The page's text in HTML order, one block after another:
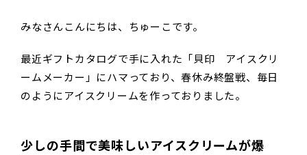
みなさんこんにちは、ちゅーこです。
最近ギフトカタログで手に入れた「貝印 アイスクリ
ームメーカー」にハマっており、春休み終盤戦、毎日
のようにアイスクリームを作っておりました。
少しの手間で美味しいアイスクリームが爆